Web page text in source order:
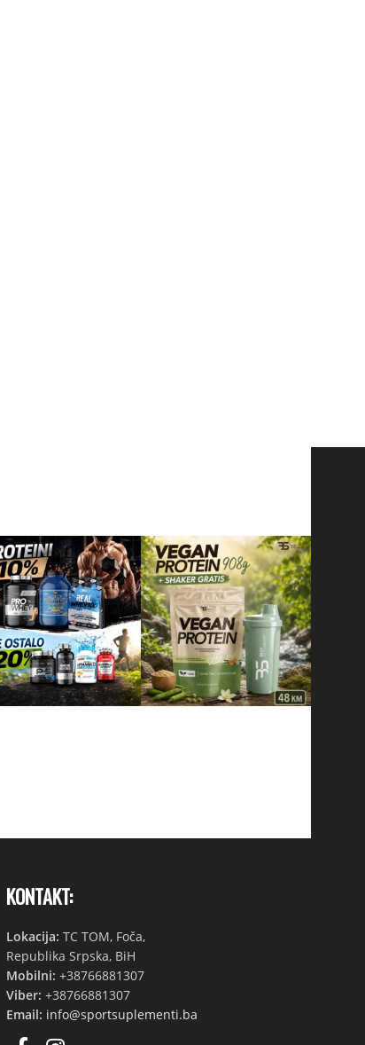
KONTAKT:
Lokacija: TC TOM, Foča,
Republika Srpska, BiH
Mobilni: +38766881307
Viber: +38766881307
Email: info@sportsuplementi.ba